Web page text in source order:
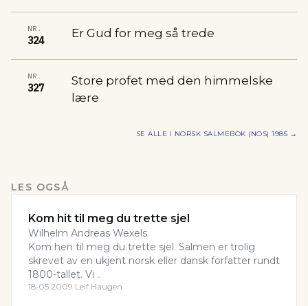
NR.
324
Er Gud for meg så trede
NR.
327
Store profet med den himmelske
lære
SE ALLE I NORSK SALMEBOK (NOS) 1985 →
LES OGSÅ
Kom hit til meg du trette sjel
Wilhelm Andreas Wexels
Kom hen til meg du trette sjel. Salmen er trolig
skrevet av en ukjent norsk eller dansk forfatter rundt
1800-tallet. Vi ..
18.05.2009·Leif Haugen